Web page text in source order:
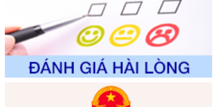
2310/QĐ-UBND
Tên: Về việc công bố Danh mục thủ tục hành chính sửa
đổi, bổ sung và phê duyệt Quy trình nội bộ, quy trình điện tử
trong giải quyết thủtục hành chính lĩnh vực biến đổi khí hậu
thuộc phạm vi giải quyết của Sở Nông nghiệp và Môi
trường
Ngày ban hành: 01/06/2026
Số kí hiệu:2300/QĐ-UBND
Tên: V/v công bố danh mục thủ tục hành chính được sửa
đổi, bổ sung và phê duyệt quy trình nội bộ, quy trình điện tử